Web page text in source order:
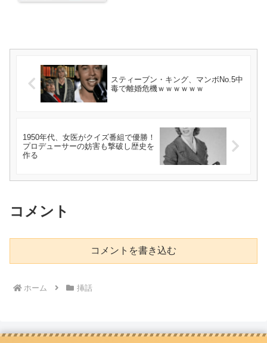
スティーブン・キング、マンボNo.5中
毒で離婚危機ｗｗｗｗｗｗ
1950年代、女医がクイズ番組で優勝！
プロデューサーの妨害も撃破し歴史を
作る
コメント
コメントを書き込む
ホーム 挿話